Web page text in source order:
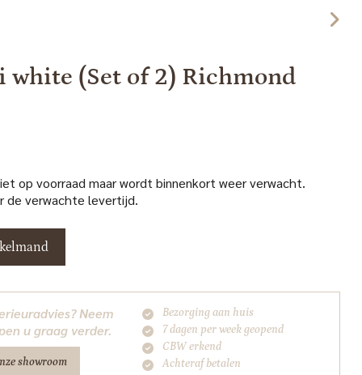
white (Set of 2) Richmond
op voorraad maar wordt binnenkort weer verwacht.
de verwachte levertijd.
Neem
u graag verder.
showroom
Bezorging aan huis
7 dagen per week geopend
CBW erkend
Achteraf betalen